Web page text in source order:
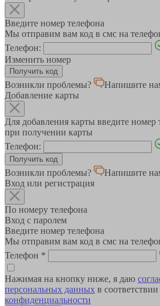
Введите номер телефона
Мы отправим вам код в смс на
Телефон:
Изменить номер
Возникли проблемы?
Напишите
Добавление карты
Для добавления карты введите номер
при получении карты
Телефон:
Возникли проблемы?
Напишите
Вход или регистрация
По номеру телефона
Вход с паролем
Введите номер телефона
Мы отправим вам код в смс на
Телефон *
Нажимая на кнопку ниже, я даю
персональных данных в соответствии
конфиденциальности